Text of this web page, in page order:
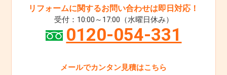
リフォームに関するお問い合わせは即日対応！
受付：10:00～17:00（水曜日休み）
0120-054-331
メールでカンタン見積はこちら